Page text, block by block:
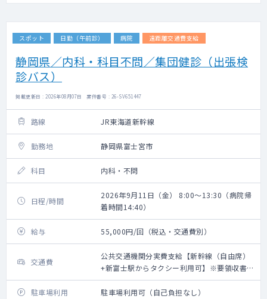
スポット 日勤（午前診） 病院 遠距離交通費支給
静岡県／内科・科目不問／集団健診（出張検
診バス）
掲載更新日 : 2026年08月07日 案件番号 : 26-SV651447
路線 JR東海道新幹線
勤務地 静岡県富士宮市
科目 内科・不問
日程/時間
2026年9月11日（金） 8:00～13:30（病院帰
着時間14:40）
給与 55,000円/回（税込・交通費別）
交通費
公共交通機関分実費支給【新幹線（自由席）
+新富士駅からタクシー利用可】※要領収書・
上限20,000円（往復）
駐車場利用
駐車場利用可（自己負担なし）